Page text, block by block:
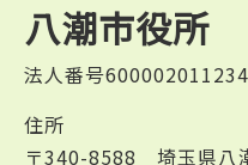
八潮市役所
法人番号
住所
〒340-8588 埼玉県八